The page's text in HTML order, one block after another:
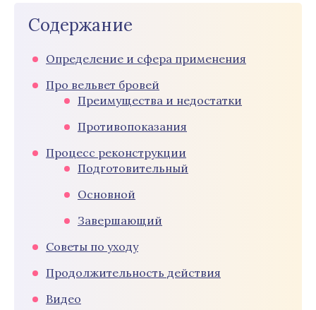
Содержание
Определение и сфера применения
Про вельвет бровей
Преимущества и недостатки
Противопоказания
Процесс реконструкции
Подготовительный
Основной
Завершающий
Советы по уходу
Продолжительность действия
Видео